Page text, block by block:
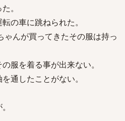
。
の車に跳ねられた。
ゃんが買ってきたその服は持っ
服を着る事が出来ない。
通したことがない。